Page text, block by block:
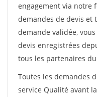
engagement via notre
demandes de devis et
demande validée,
devis enregistrées
tous les partenaires
Toutes les demandes
service Qualité avant